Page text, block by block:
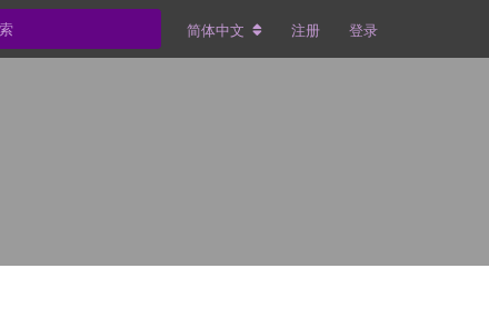
简体中文 注册 登录